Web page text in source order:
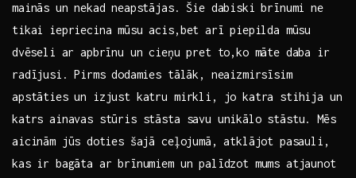
mainās⁣ un nekad neapstājas. Šie dabiski brīnumi ne
tikai iepriecina mūsu acis,bet arī ⁢piepilda ​mūsu
⁣dvēseli ar apbrīnu un cieņu pret to,ko māte daba ir
‍radījusi.⁢ Pirms dodamies tālāk, neaizmirsīsim
apstāties un izjust katru mirkli, jo katra stihija un
katrs ainavas ‌stūris stāsta savu unikālo stāstu. Mēs
aicinām jūs ⁢doties šajā ceļojumā, atklājot pasauli,
kas ir bagāta ar brīnumiem un palīdzot mums atjaunot